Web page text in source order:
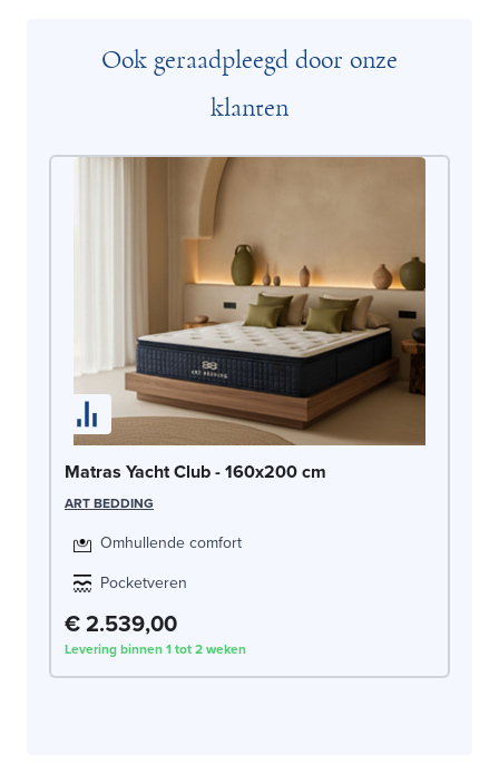
Ook geraadpleegd door onze
klanten
Matras Yacht Club - 160x200 cm
ART BEDDING
Omhullende comfort
Pocketveren
€ 2.539,00
Levering binnen 1 tot 2 weken